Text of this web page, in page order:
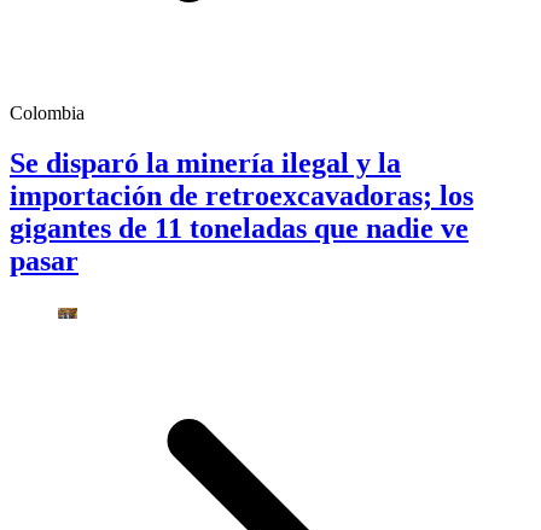
Colombia
Se disparó la minería ilegal y la
importación de retroexcavadoras; los
gigantes de 11 toneladas que nadie ve
pasar